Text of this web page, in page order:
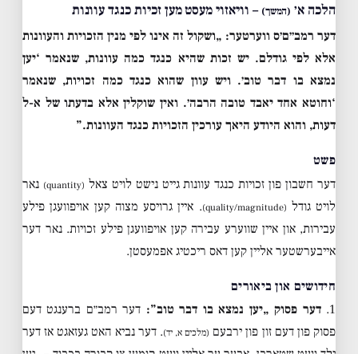
הלכה א׳ (המשך) – וויאזוי מעסט מען זכיות כנגד עוונות
דער רמב״ם׳ס ווערטער: „ושקול זה אינו לפי מנין הזכויות והעוונות
אלא לפי גודלם. יש זכות שהיא כנגד כמה עוונות, שנאמר ‘יען
נמצא בו דבר טוב׳. ויש עוון שהוא כנגד כמה זכויות, שנאמר
‘וחוטא אחד יאבד טובה הרבה׳. ואין שוקלין אלא בדעתו של א-ל
דעות, והוא היודע היאך עורכין הזכויות כנגד העוונות.”
פשט
דער חשבון פון זכויות כנגד עוונות גייט נישט לויט צאל (quantity)
נאר
לויט גודל (quality/magnitude)
. איין גרויסע מצוה קען אויפוועגן פילע
עבירות, און איין שווערע עבירה קען אויפוועגן פילע זכויות. נאר דער
אייבערשטער אליין קען דאס ריכטיג אפמעסטן.
חידושים און ביאורים
1. דער פסוק „יען נמצא בו דבר טוב”: דער רמב״ם ברענגט דעם
פסוק פון דעם זון פון ירבעם (מלכים א, יד). דער נביא האט געזאגט אז דער